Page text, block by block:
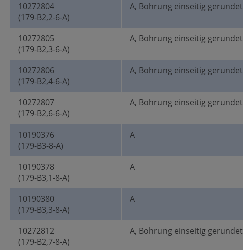
10272804
(179-B2,2-6-A)
A, Bohrung einseitig gerundet
10272805
(179-B2,3-6-A)
A, Bohrung einseitig gerundet
10272806
(179-B2,4-6-A)
A, Bohrung einseitig gerundet
10272807
(179-B2,6-6-A)
A, Bohrung einseitig gerundet
10190376
(179-B3-8-A)
A
10190378
(179-B3,1-8-A)
A
10190380
(179-B3,3-8-A)
A
10272812
(179-B2,7-8-A)
A, Bohrung einseitig gerundet